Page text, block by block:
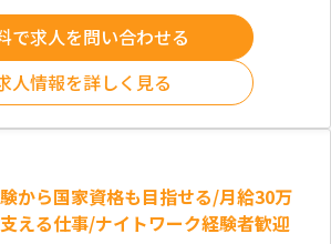
で求人を問い合わせる
人情報を詳しく見る
験から国家資格も目指せる/月給30万
える仕事/ナイトワーク経験者歓迎